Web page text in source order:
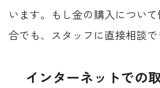
います。もし金の購入につい
合でも、スタッフに直接相談で
インターネットでの